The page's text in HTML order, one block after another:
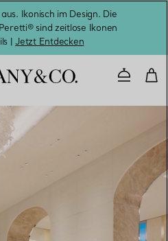
Ikonisch im Design. Die
sind zeitlose Ikonen
|Jetzt Entdecken